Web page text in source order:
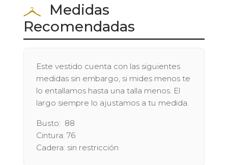
Medidas
Recomendadas
Este vestido cuenta con las siguientes
medidas sin embargo, si mides menos te
lo entallamos hasta una talla menos. El
largo siempre lo ajustamos a tu medida.
Busto: 88
Cintura: 76
Cadera: sin restricción